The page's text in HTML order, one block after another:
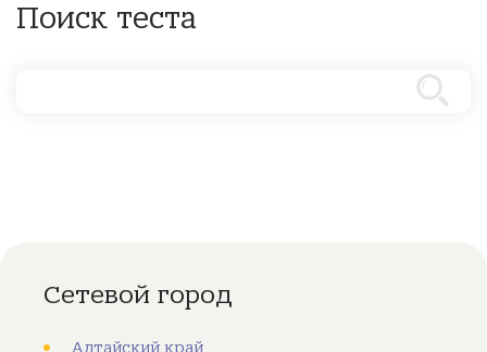
Поиск теста
Сетевой город
Алтайский край